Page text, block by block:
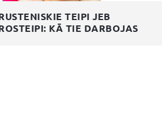
TEIPI JEB
KĀ TIE DARBOJAS